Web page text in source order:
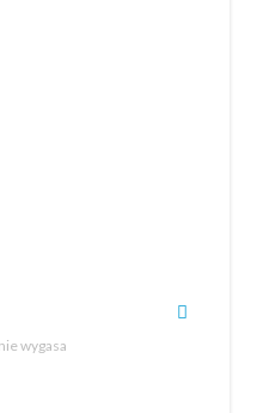
nie wygasa